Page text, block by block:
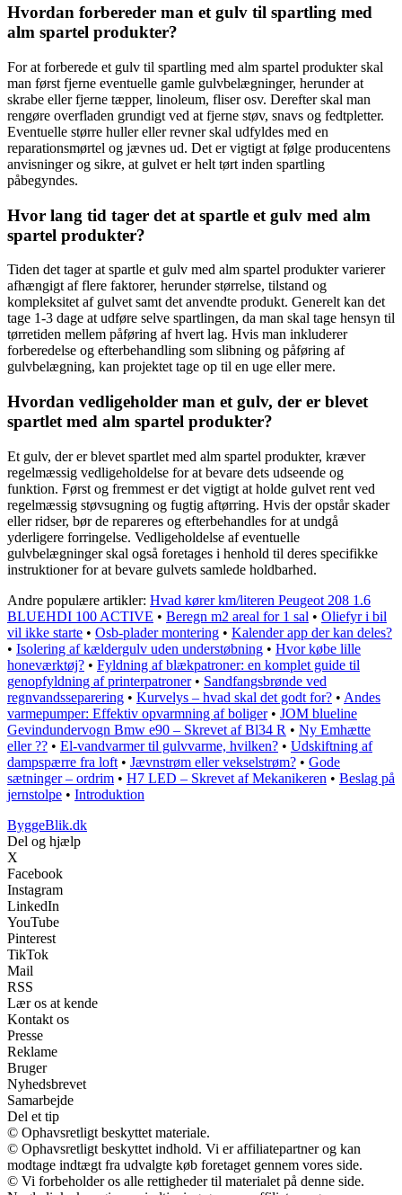
Hvordan forbereder man et gulv til spartling med
alm spartel produkter?
For at forberede et gulv til spartling med alm spartel produkter skal
man først fjerne eventuelle gamle gulvbelægninger, herunder at
skrabe eller fjerne tæpper, linoleum, fliser osv. Derefter skal man
rengøre overfladen grundigt ved at fjerne støv, snavs og fedtpletter.
Eventuelle større huller eller revner skal udfyldes med en
reparationsmørtel og jævnes ud. Det er vigtigt at følge producentens
anvisninger og sikre, at gulvet er helt tørt inden spartling
påbegyndes.
Hvor lang tid tager det at spartle et gulv med alm
spartel produkter?
Tiden det tager at spartle et gulv med alm spartel produkter varierer
afhængigt af flere faktorer, herunder størrelse, tilstand og
kompleksitet af gulvet samt det anvendte produkt. Generelt kan det
tage 1-3 dage at udføre selve spartlingen, da man skal tage hensyn til
tørretiden mellem påføring af hvert lag. Hvis man inkluderer
forberedelse og efterbehandling som slibning og påføring af
gulvbelægning, kan projektet tage op til en uge eller mere.
Hvordan vedligeholder man et gulv, der er blevet
spartlet med alm spartel produkter?
Et gulv, der er blevet spartlet med alm spartel produkter, kræver
regelmæssig vedligeholdelse for at bevare dets udseende og
funktion. Først og fremmest er det vigtigt at holde gulvet rent ved
regelmæssig støvsugning og fugtig aftørring. Hvis der opstår skader
eller ridser, bør de repareres og efterbehandles for at undgå
yderligere forringelse. Vedligeholdelse af eventuelle
gulvbelægninger skal også foretages i henhold til deres specifikke
instruktioner for at bevare gulvets samlede holdbarhed.
Andre populære artikler: Hvad kører km/literen Peugeot 208 1.6
BLUEHDI 100 ACTIVE • Beregn m2 areal for 1 sal • Oliefyr i bil
vil ikke starte • Osb-plader montering • Kalender app der kan deles?
• Isolering af kældergulv uden understøbning • Hvor købe lille
honeværktøj? • Fyldning af blækpatroner: en komplet guide til
genopfyldning af printerpatroner• Sandfangsbrønde ved
regnvandsseparering • Kurvelys – hvad skal det godt for? • Andes
varmepumper: Effektiv opvarmning af boliger• JOM blueline
Gevindundervogn Bmw e90 – Skrevet af Bl34 R • Ny Emhætte
eller ?? • El-vandvarmer til gulvvarme, hvilken? • Udskiftning af
dampspærre fra loft • Jævnstrøm eller vekselstrøm? • Gode
sætninger – ordrim • H7 LED – Skrevet af Mekanikeren • Beslag på
jernstolpe • Introduktion
ByggeBlik.dk
Del og hjælp
X
Facebook
Instagram
LinkedIn
YouTube
Pinterest
TikTok
Mail
RSS
Lær os at kende
Kontakt os
Presse
Reklame
Bruger
Nyhedsbrevet
Samarbejde
Del et tip
© Ophavsretligt beskyttet materiale.
© Ophavsretligt beskyttet indhold. Vi er affiliatepartner og kan
modtage indtægt fra udvalgte køb foretaget gennem vores side.
© Vi forbeholder os alle rettigheder til materialet på denne side.